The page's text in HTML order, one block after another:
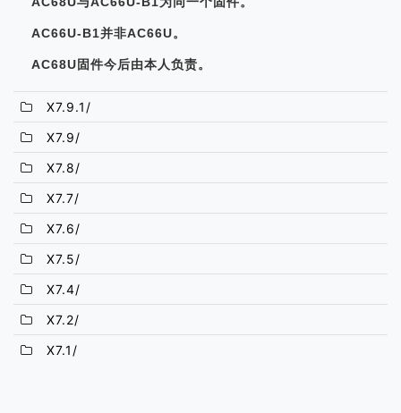
AC66U-B1并非AC66U。
AC68U固件今后由本人负责。
X7.9.1/
X7.9/
X7.8/
X7.7/
X7.6/
X7.5/
X7.4/
X7.2/
X7.1/